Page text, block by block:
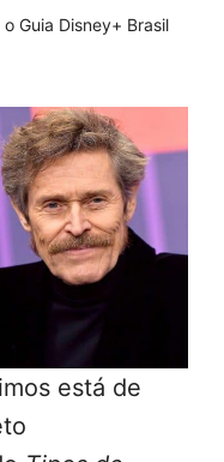
Guia Disney+ Brasil
está de